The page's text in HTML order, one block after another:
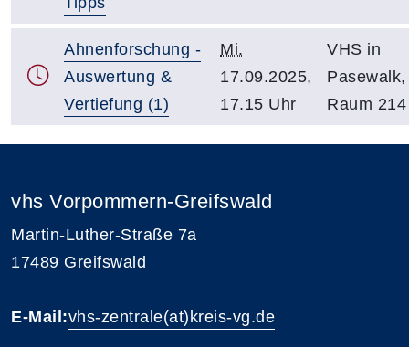
Ahnenforschung -
Auswertung &
Vertiefung (1)
Mi.
17.09.2025,
17.15 Uhr
VHS in
Pasewalk,
Raum 214
vhs Vorpommern-Greifswald
Martin-Luther-Straße 7a
17489 Greifswald
E-Mail:vhs-zentrale(at)kreis-vg.de